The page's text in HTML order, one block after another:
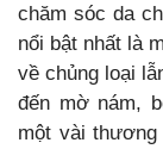
chăm sóc da
nổi bật nhất là
về chủng loại
đến mờ nám,
một vài